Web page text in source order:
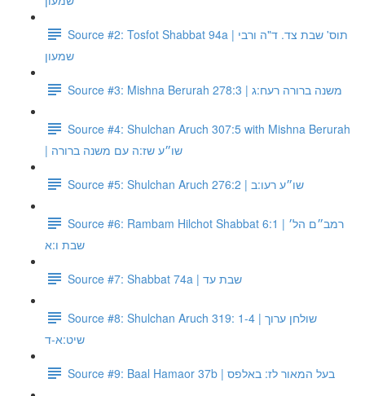
Source #2: Tosfot Shabbat 94a | תוס' שבת צד. ד"ה ורבי
שמעון
Source #3: Mishna Berurah 278:3 | משנה ברורה רעח:ג
Source #4: Shulchan Aruch 307:5 with Mishna Berurah
| שו״ע שז:ה עם משנה ברורה
Source #5: Shulchan Aruch 276:2 | שו״ע רעו:ב
Source #6: Rambam Hilchot Shabbat 6:1 | רמב״ם הל׳
שבת ו:א
Source #7: Shabbat 74a | שבת עד
Source #8: Shulchan Aruch 319: 1-4 | שולחן ערוך
שיט:א-ד
Source #9: Baal Hamaor 37b | בעל המאור לז: באלפס